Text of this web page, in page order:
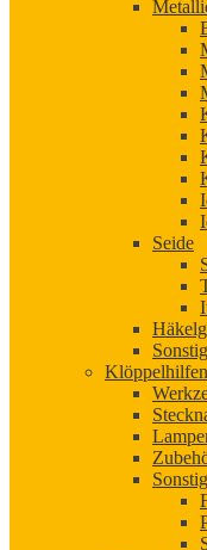
Seide
Klöppelhilfen